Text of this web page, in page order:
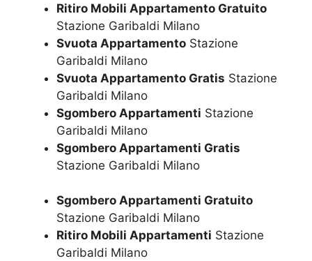
Ritiro Mobili Appartamento Gratuito
Stazione Garibaldi Milano
Svuota Appartamento Stazione
Garibaldi Milano
Svuota Appartamento Gratis Stazione
Garibaldi Milano
Sgombero Appartamenti Stazione
Garibaldi Milano
Sgombero Appartamenti Gratis
Stazione Garibaldi Milano
Sgombero Appartamenti Gratuito
Stazione Garibaldi Milano
Ritiro Mobili Appartamenti Stazione
Garibaldi Milano